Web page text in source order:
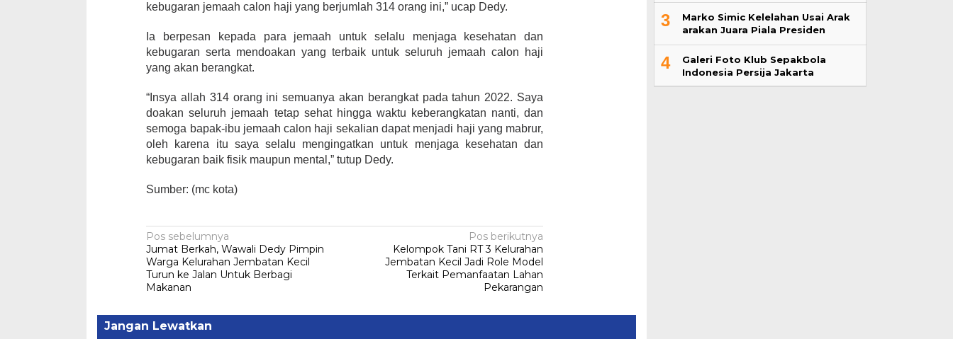
kebugaran jemaah calon haji yang berjumlah 314 orang ini,” ucap Dedy.
Ia berpesan kepada para jemaah untuk selalu menjaga kesehatan dan
kebugaran serta mendoakan yang terbaik untuk seluruh jemaah calon haji
yang akan berangkat.
“Insya allah 314 orang ini semuanya akan berangkat pada tahun 2022. Saya
doakan seluruh jemaah tetap sehat hingga waktu keberangkatan nanti, dan
semoga bapak-ibu jemaah calon haji sekalian dapat menjadi haji yang mabrur,
oleh karena itu saya selalu mengingatkan untuk menjaga kesehatan dan
kebugaran baik fisik maupun mental,” tutup Dedy.
Sumber: (mc kota)
Navigasi
pos
Pos sebelumnya
Jumat Berkah, Wawali Dedy Pimpin
Warga Kelurahan Jembatan Kecil
Turun ke Jalan Untuk Berbagi
Makanan
Pos berikutnya
Kelompok Tani RT 3 Kelurahan
Jembatan Kecil Jadi Role Model
Terkait Pemanfaatan Lahan
Pekarangan
Jangan Lewatkan
3
Marko Simic Kelelahan Usai Arak
arakan Juara Piala Presiden
4
Galeri Foto Klub Sepakbola
Indonesia Persija Jakarta